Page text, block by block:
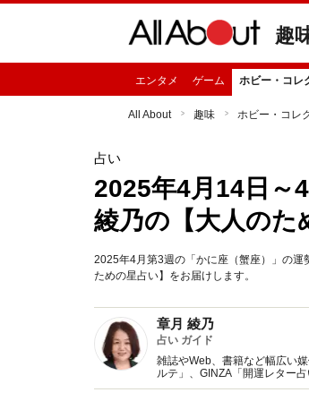
趣
エンタメ ゲーム ホビー・コレ
All About 趣味 ホビー・コレ
占い
2025年4月14日～
綾乃の【大人のた
2025年4月第3週の「かに座（蟹座）」の
ための星占い】をお届けします。
章月 綾乃
占い ガイド
雑誌やWeb、書籍など幅広い
ルテ」、GINZA「開運レター
い、しぐさや言葉グセの研究